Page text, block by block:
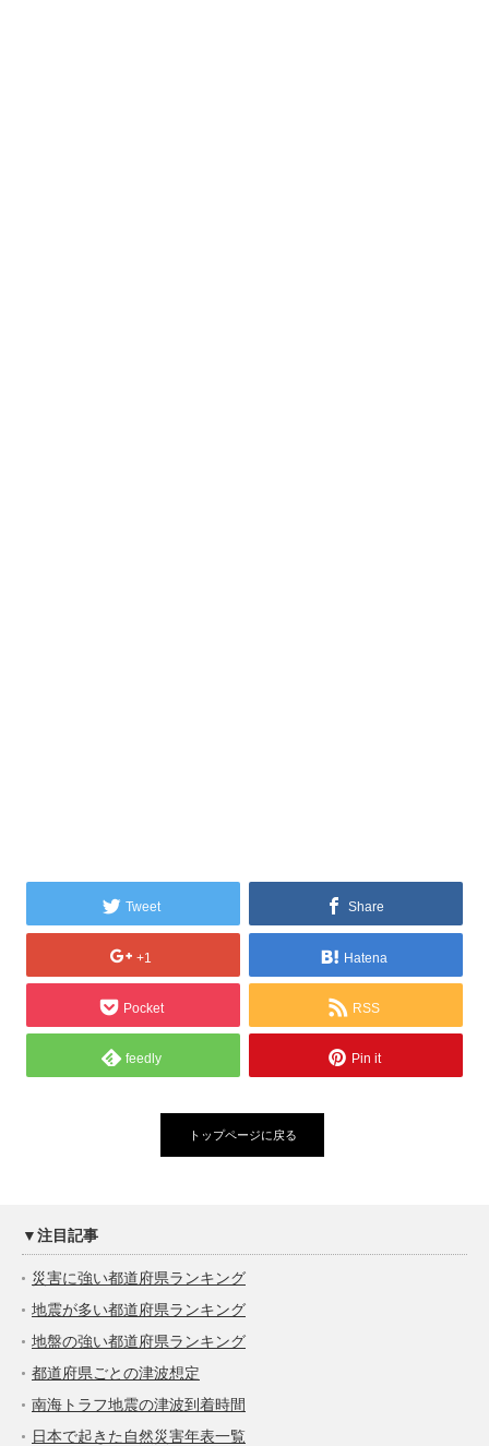
Tweet Share
+1 Hatena
Pocket RSS
feedly Pin it
トップページに戻る
▼注目記事
災害に強い都道府県ランキング
地震が多い都道府県ランキング
地盤の強い都道府県ランキング
都道府県ごとの津波想定
南海トラフ地震の津波到着時間
日本で起きた自然災害年表一覧